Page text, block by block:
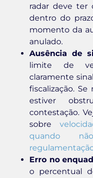
radar deve ter
dentro do
momento da
anulado.
Ausência de
limite de
claramente
fiscalização.
estiver
contestação.
sobre
quando
Erro no
o percentual